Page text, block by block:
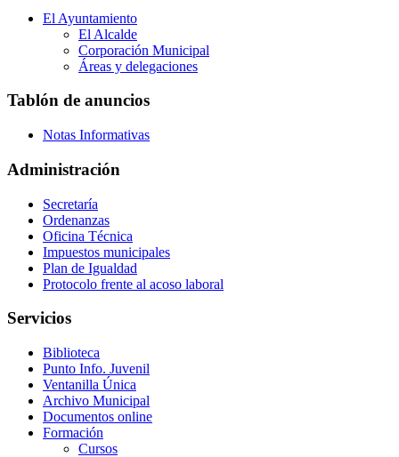
El Ayuntamiento
El Alcalde
Corporación Municipal
Áreas y delegaciones
Tablón de anuncios
Notas Informativas
Administración
Secretaría
Ordenanzas
Oficina Técnica
Impuestos municipales
Plan de Igualdad
Protocolo frente al acoso laboral
Servicios
Biblioteca
Punto Info. Juvenil
Ventanilla Única
Archivo Municipal
Documentos online
Formación
Cursos